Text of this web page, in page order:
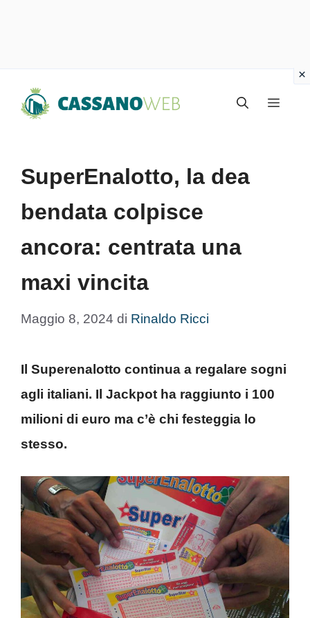
Menu
SuperEnalotto, la dea
bendata colpisce
ancora: centrata una
maxi vincita
Maggio 8, 2024 di Rinaldo Ricci
Il Superenalotto continua a regalare sogni
agli italiani. Il Jackpot ha raggiunto i 100
milioni di euro ma c’è chi festeggia lo
stesso.